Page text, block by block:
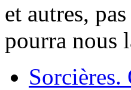
et autres,
pourra nous